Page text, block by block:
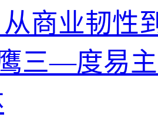
商业韧性
三—度易